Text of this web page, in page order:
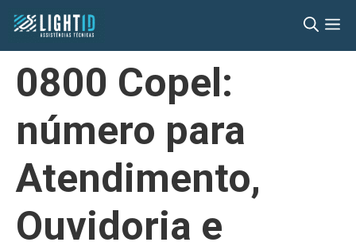
Pular
para
conteúdo
0800 Copel:
número para
Atendimento,
Ouvidoria e